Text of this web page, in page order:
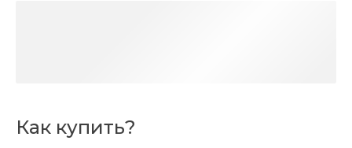
Как купить?